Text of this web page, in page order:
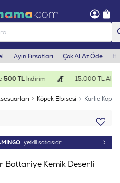
Ayın Fırsatları Çok Al Az Öde
500 TLİndirim 15.000 TL
Köpek Elbisesi
Karlie
yetkili satıcısıdır.
Battaniye Kemik Desenli